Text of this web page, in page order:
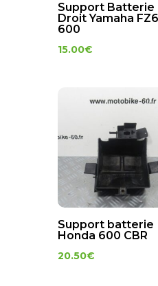
Support Batterie
Droit Yamaha FZ6
600
15.00€
Support batterie
Honda 600 CBR
20.50€